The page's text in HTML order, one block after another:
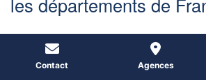
Auvergne-
Contact Agences